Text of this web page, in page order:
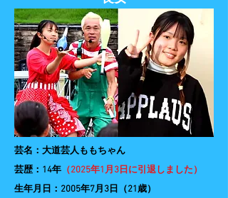
芸名：大道芸人ももちゃん
​芸歴：14年 （2025年1月3日に引退しました）
生年月日：2005年7月3日（21歳）